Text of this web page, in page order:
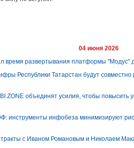
04 июня 2026
время развертывания платформы "Модус"
Республики Татарстан будут
объединят усилия, чтобы повысить
инструменты инфобеза минимизируют
с Иваном Романовым и Николаем